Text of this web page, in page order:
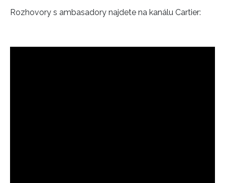
Rozhovory s ambasadory najdete na kanálu Cartier: